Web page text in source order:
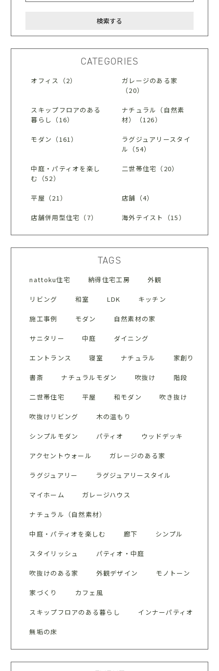
CATEGORIES
オフィス（2）
ガレージのある家
（20）
スキップフロアのある
暮らし（16）
ナチュラル（自然素
材）（126）
モダン（161）
ラグジュアリースタイ
ル（54）
中庭・パティオを楽し
む（52）
二世帯住宅（20）
平屋（21） 店舗（4）
店舗併用型住宅（7） 海外テイスト（15）
TAGS
nattoku住宅 納得住宅工房 外観
リビング 和室 LDK キッチン
施工事例 モダン 自然素材の家
サニタリー 中庭 ダイニング
エントランス 寝室 ナチュラル 家創り
書斎 ナチュラルモダン 吹抜け 階段
二世帯住宅 平屋 和モダン 吹き抜け
吹抜けリビング 木の温もり
シンプルモダン パティオ ウッドデッキ
アクセントウォール ガレージのある家
ラグジュアリー ラグジュアリースタイル
マイホーム ガレージハウス
ナチュラル（自然素材）
中庭・パティオを楽しむ 廊下 シンプル
スタイリッシュ パティオ・中庭
吹抜けのある家 外観デザイン モノトーン
家づくり カフェ風
スキップフロアのある暮らし インナーパティオ
無垢の床